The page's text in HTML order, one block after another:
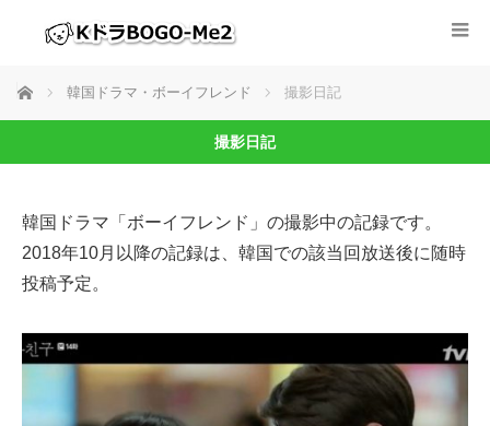
ホーム 韓国ドラマ・ボーイフレンド 撮影日記
撮影日記
韓国ドラマ「ボーイフレンド」の撮影中の記録です。
2018年10月以降の記録は、韓国での該当回放送後に随時
投稿予定。